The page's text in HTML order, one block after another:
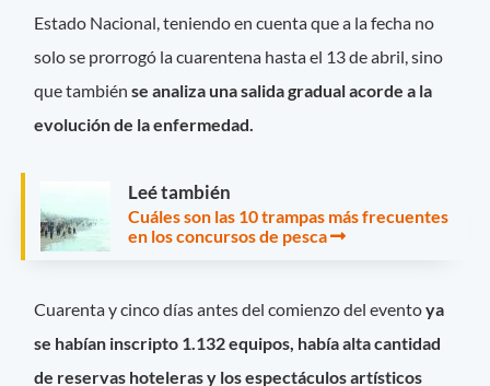
Estado Nacional, teniendo en cuenta que a la fecha no
solo se prorrogó la cuarentena hasta el 13 de abril, sino
que tambiénse analiza una salida gradual acorde a la
evolución de la enfermedad.
Leé también
Cuáles son las 10 trampas más frecuentes
en los concursos de pesca
Cuarenta y cinco días antes del comienzo del eventoya
se habían inscripto 1.132 equipos, había alta cantidad
de reservas hoteleras y los espectáculos artísticos